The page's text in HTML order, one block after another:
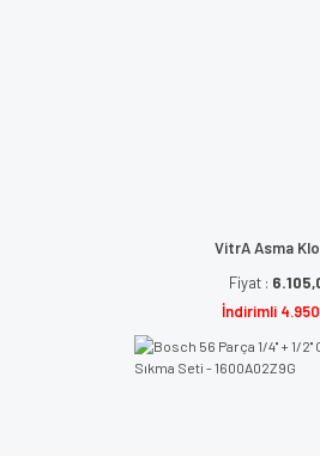
VitrA Asma
Fiyat :
İndirimli